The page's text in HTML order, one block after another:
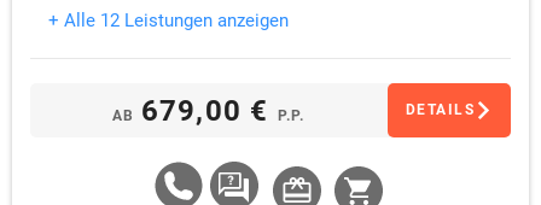
+ Alle 12 Leistungen anzeigen
AB 679,00 € P.P. DETAILS